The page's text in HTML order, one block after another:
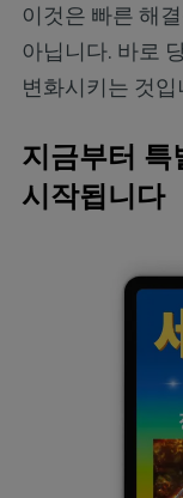
이것은 빠른 해
아닙니다. 바로
변화시키는 것입
지금부터 특
시작됩니다